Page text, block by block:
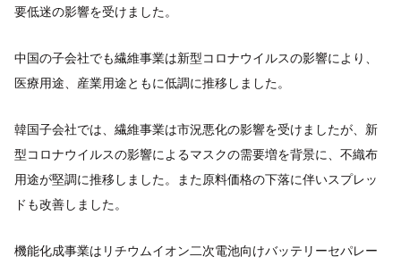
要低迷の影響を受けました。
中国の子会社でも繊維事業は新型コロナウイルスの影響により、
医療用途、産業用途ともに低調に推移しました。
韓国子会社では、繊維事業は市況悪化の影響を受けましたが、新
型コロナウイルスの影響によるマスクの需要増を背景に、不織布
用途が堅調に推移しました。また原料価格の下落に伴いスプレッ
ドも改善しました。
機能化成事業はリチウムイオン二次電池向けバッテリーセパレー